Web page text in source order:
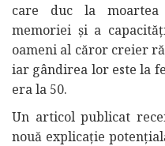
care duc la
memoriei și a
oameni al căror creier
iar gândirea lor este la
era la 50.
Un articol publicat
nouă explicație